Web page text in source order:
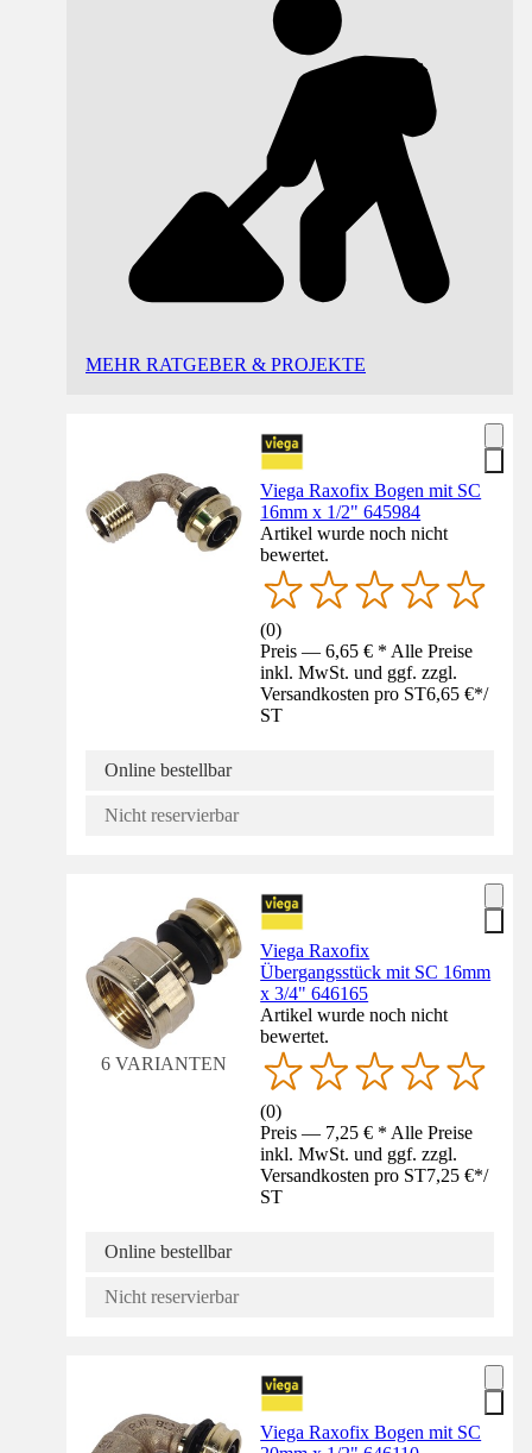
MEHR RATGEBER & PROJEKTE
Viega Raxofix Bogen mit SC
16mm x 1/2" 645984
Artikel wurde noch nicht
bewertet.
(0)
Preis — 6,65 € * Alle Preise
inkl. MwSt. und ggf. zzgl.
Versandkosten pro ST6,65 €*/
ST
Online bestellbar
Nicht reservierbar
6 VARIANTEN
Viega Raxofix
Übergangsstück mit SC 16mm
x 3/4" 646165
Artikel wurde noch nicht
bewertet.
(0)
Preis — 7,25 € * Alle Preise
inkl. MwSt. und ggf. zzgl.
Versandkosten pro ST7,25 €*/
ST
Online bestellbar
Nicht reservierbar
Viega Raxofix Bogen mit SC